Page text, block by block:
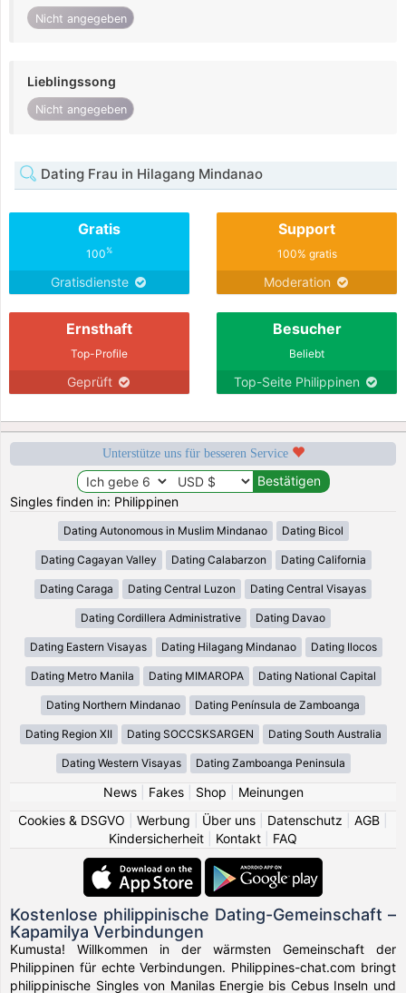
Nicht angegeben
Lieblingssong
Nicht angegeben
Dating Frau in Hilagang Mindanao
Gratis
100%
Gratisdienste
Support
100% gratis
Moderation
Ernsthaft
Top-Profile
Geprüft
Besucher
Beliebt
Top-Seite Philippinen
Unterstütze uns für besseren Service
Singles finden in: Philippinen
Dating Autonomous in Muslim Mindanao Dating Bicol
Dating Cagayan Valley Dating Calabarzon Dating California
Dating Caraga Dating Central Luzon Dating Central Visayas
Dating Cordillera Administrative Dating Davao
Dating Eastern Visayas Dating Hilagang Mindanao Dating Ilocos
Dating Metro Manila Dating MIMAROPA Dating National Capital
Dating Northern Mindanao Dating Península de Zamboanga
Dating Region XII Dating SOCCSKSARGEN Dating South Australia
Dating Western Visayas Dating Zamboanga Peninsula
News| Fakes| Shop
Meinungen
Cookies & DSGVO
Werbung Über uns Datenschutz AGB
Kindersicherheit
Kontakt FAQ
Kostenlose philippinische Dating-Gemeinschaft –
Kapamilya Verbindungen
Kumusta! Willkommen in der wärmsten Gemeinschaft der
Philippinen für echte Verbindungen. Philippines-chat.com bringt
philippinische Singles von Manilas Energie bis Cebus Inseln und